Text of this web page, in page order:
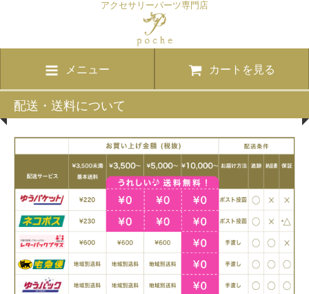
アクセサリーパーツ専門店
メニュー カートを見る
配送・送料について